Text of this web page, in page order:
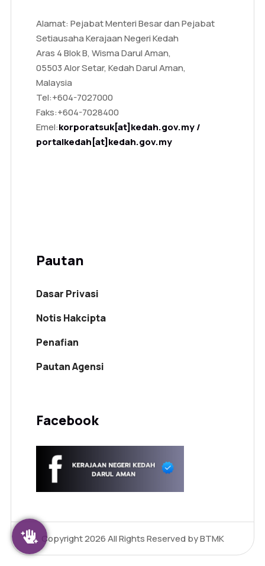
Alamat: Pejabat Menteri Besar dan Pejabat
Setiausaha Kerajaan Negeri Kedah
Aras 4 Blok B, Wisma Darul Aman,
05503 Alor Setar, Kedah Darul Aman,
Malaysia
Tel:+604-7027000
Faks:+604-7028400
Emel:korporatsuk[at]kedah.gov.my /
portalkedah[at]kedah.gov.my
Pautan
Dasar Privasi
Notis Hakcipta
Penafian
Pautan Agensi
Facebook
Copyright 2026All Rights Reserved by BTMK